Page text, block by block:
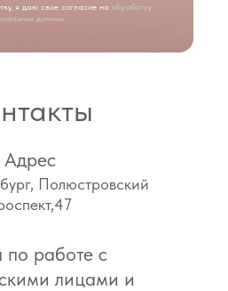
я даю свое согласие на обработку
данных.
Полюстровский
по работе с
лицами и
Адрес